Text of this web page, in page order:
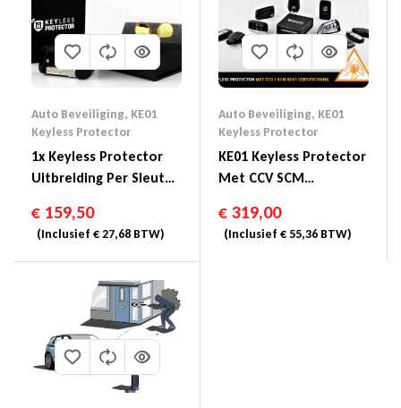
Auto Beveiliging, KE01
Keyless Protector
1x Keyless Protector
Uitbreiding Per Sleutel
€ 159,50
(Inclusief €27,68 BTW)
Auto Beveiliging, KE01
Keyless Protector
KE01 Keyless Protector
Met CCV SCM
€ 319,00
(Inclusief € 55,36 BTW)